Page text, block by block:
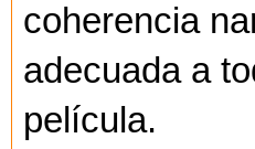
coherencia
adecuada a
película.